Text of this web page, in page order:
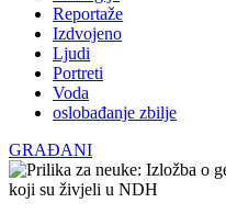
Reportaže
Izdvojeno
Ljudi
Portreti
Voda
oslobađanje zbilje
GRAĐANI